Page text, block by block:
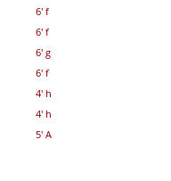
6' f
6' f
6' g
6' f
4' h
4' h
5' A